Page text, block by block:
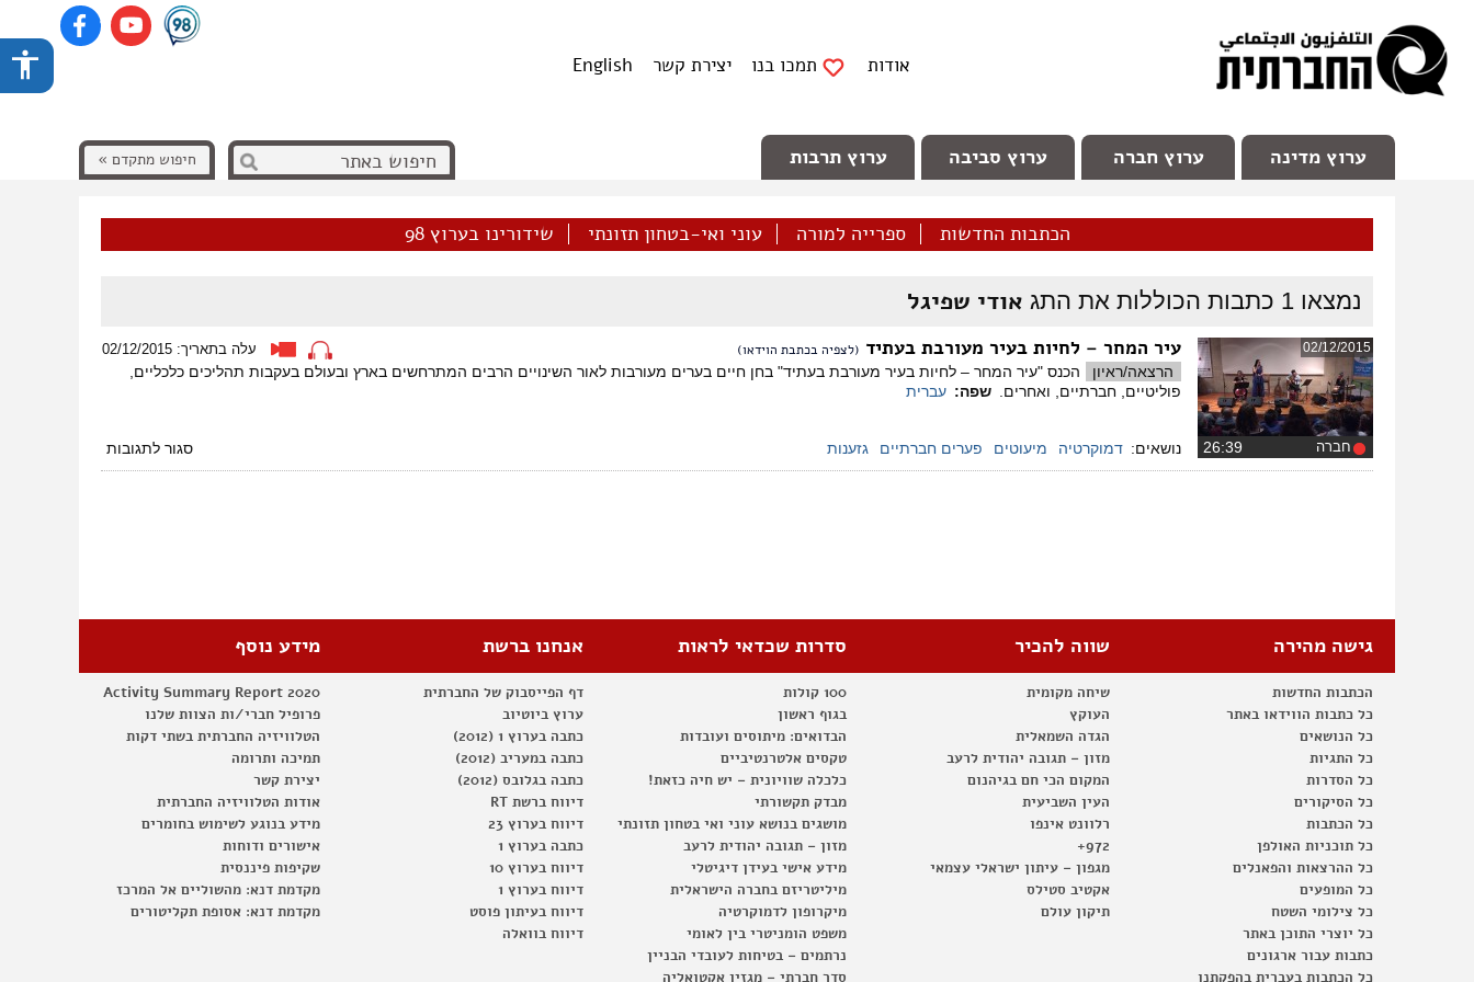
אודות תמכו בנו יצירת קשר English
ערוץ מדינה ערוץ חברה ערוץ סביבה ערוץ תרבות חיפוש מתקדם »
הכתבות החדשות ספרייה למורה עוני ואי-בטחון תזונתי שידורינו בערוץ 98
נמצאו 1 כתבות הכוללות את התג אודי שפיגל
02/12/2015
חברה
עיר המחר – לחיות בעיר מעורבת בעתיד (לצפיה בכתבת הוידאו) עלה בתאריך: 02/12/2015
הרצאה/ראיון
הכנס "עיר המחר – לחיות בעיר מעורבת בעתיד" בחן חיים בערים מעורבות לאור השינויים הרבים המתרחשים בארץ ובעולם בעקבות תהליכים כלכליים,
פוליטיים, חברתיים, ואחרים.
שפה: עברית
נושאים: דמוקרטיה מיעוטים פערים חברתיים גזענות סגור לתגובותעל
עיר
גישה מהירה
הכתבות החדשות
כל כתבות הווידאו באתר
כל הנושאים
כל התגיות
כל הסדרות
כל הסיקורים
כל הכתבות
כל תוכניות האולפן
כל ההרצאות והפאנלים
כל המופעים
כל צילומי השטח
כל יוצרי התוכן באתר
כתבות עבור ארגונים
כל הכתבות בעברית בהפקתנו
שווה להכיר
שיחה מקומית
העוקץ
הגדה השמאלית
מזון – תגובה יהודית לרעב
המקום הכי חם בגיהנום
העין השביעית
רלוונט אינפו
972+
מגפון – עיתון ישראלי עצמאי
אקטיב סטילס
תיקון עולם
סדרות שכדאי לראות
100 קולות
בגוף ראשון
הבדואים: מיתוסים ועובדות
טקסים אלטרנטיביים
כלכלה שוויונית – יש חיה כזאת!
מבדק תקשורתי
מושגים בנושא עוני ואי בטחון תזונתי
מזון – תגובה יהודית לרעב
מידע אישי בעידן דיגיטלי
מיליטריזם בחברה הישראלית
מיקרופון לדמוקרטיה
משפט הומניטרי בין לאומי
נרתמים – בטיחות לעובדי הבניין
סדר חברתי – מגזין אקטואליה
אנחנו ברשת
דף הפייסבוק של החברתית
ערוץ ביוטיוב
כתבה בערוץ 1 (2012)
כתבה במעריב (2012)
כתבה בגלובס (2012)
דיווח ברשת RT
דיווח בערוץ 23
כתבה בערוץ 1
דיווח בערוץ 10
דיווח בערוץ 1
דיווח בעיתון פוסט
דיווח בוואלה
מידע נוסף
Activity Summary Report 2020
פרופיל חברי/ות הצוות שלנו
הטלוויזיה החברתית בשתי דקות
תמיכה ותרומה
יצירת קשר
אודות הטלוויזיה החברתית
מידע בנוגע לשימוש בחומרים
אישורים ודוחות
שקיפות פיננסית
מקדמת דנא: מהשוליים אל המרכז
מקדמת דנא: אסופת תקליטורים